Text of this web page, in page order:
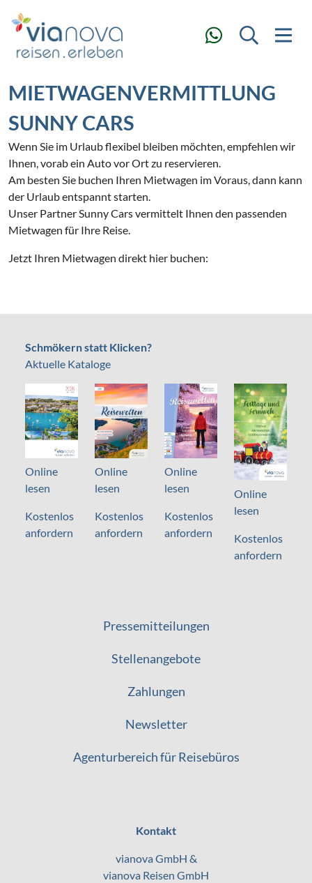
MIETWAGENVERMITTLUNG
SUNNY CARS
Wenn Sie im Urlaub flexibel bleiben möchten, empfehlen wir
Ihnen, vorab ein Auto vor Ort zu reservieren.
Am besten Sie buchen Ihren Mietwagen im Voraus, dann kann
der Urlaub entspannt starten.
Unser Partner Sunny Cars vermittelt Ihnen den passenden
Mietwagen für Ihre Reise.
Jetzt Ihren Mietwagen direkt hier buchen:
Schmökern statt Klicken?
Aktuelle Kataloge
Online
lesen
Kostenlos
anfordern
Online
lesen
Kostenlos
anfordern
Online
lesen
Kostenlos
anfordern
Online
lesen
Kostenlos
anfordern
Pressemitteilungen
Stellenangebote
Zahlungen
Newsletter
Agenturbereich für Reisebüros
Kontakt
vianova GmbH &
vianova Reisen GmbH